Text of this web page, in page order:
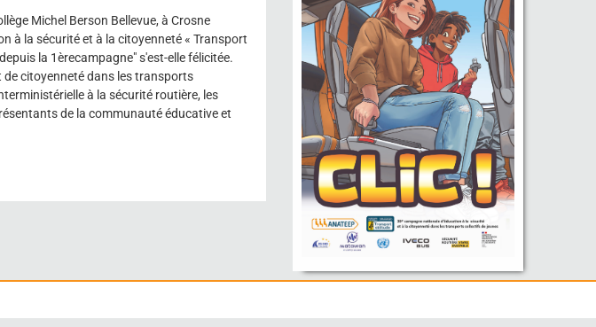
Michel Berson Bellevue, à Crosne
à la sécurité et à la citoyenneté « Transport
la 1èrecampagne" s'est-elle félicitée.
de citoyenneté dans les transports
à la sécurité routière, les
de la communauté éducative et